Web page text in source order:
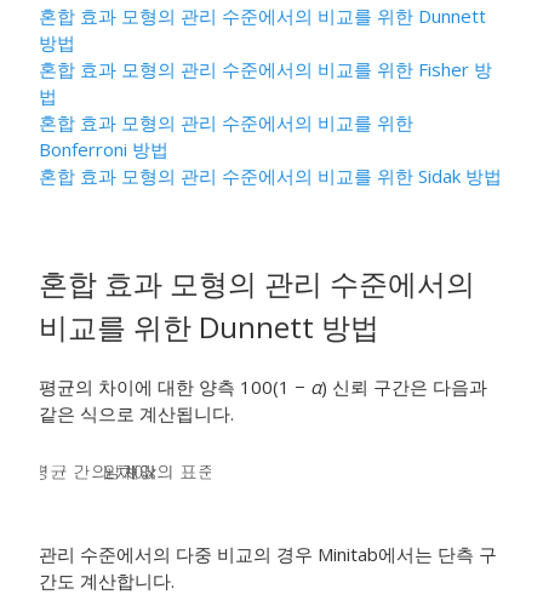
혼합 효과 모형의 관리 수준에서의 비교를 위한 Dunnett
방법
혼합 효과 모형의 관리 수준에서의 비교를 위한 Fisher 방
법
혼합 효과 모형의 관리 수준에서의 비교를 위한
Bonferroni 방법
혼합 효과 모형의 관리 수준에서의 비교를 위한 Sidak 방법
혼합 효과 모형의 관리 수준에서의
비교를 위한 Dunnett 방법
평균의 차이에 대한 양측 100(1 − α) 신뢰 구간은 다음과
같은 식으로 계산됩니다.
관리 수준에서의 다중 비교의 경우 Minitab에서는 단측 구
간도 계산합니다.